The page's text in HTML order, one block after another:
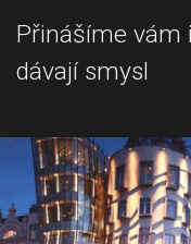
Přinášíme vám
dávají smysl